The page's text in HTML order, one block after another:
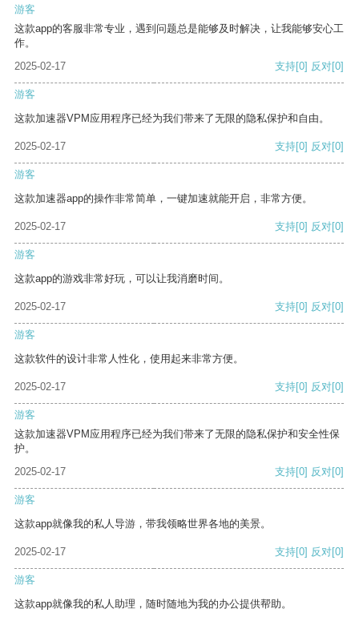
游客
这款app的客服非常专业，遇到问题总是能够及时解决，让我能够安心工
作。
2025-02-17
支持[0] 反对[0]
游客
这款加速器VPM应用程序已经为我们带来了无限的隐私保护和自由。
2025-02-17 支持[0] 反对[0]
游客
这款加速器app的操作非常简单，一键加速就能开启，非常方便。
2025-02-17 支持[0] 反对[0]
游客
这款app的游戏非常好玩，可以让我消磨时间。
2025-02-17 支持[0] 反对[0]
游客
这款软件的设计非常人性化，使用起来非常方便。
2025-02-17 支持[0] 反对[0]
游客
这款加速器VPM应用程序已经为我们带来了无限的隐私保护和安全性保
护。
2025-02-17
支持[0] 反对[0]
游客
这款app就像我的私人导游，带我领略世界各地的美景。
2025-02-17 支持[0] 反对[0]
游客
这款app就像我的私人助理，随时随地为我的办公提供帮助。